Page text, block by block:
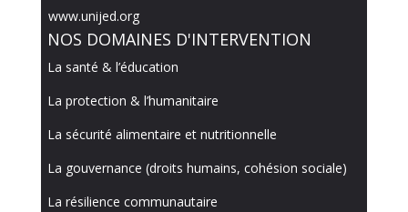
www.unijed.org
NOS DOMAINES D'INTERVENTION
La santé & l’éducation
La protection & l’humanitaire
La sécurité alimentaire et nutritionnelle
La gouvernance (droits humains, cohésion sociale)
La résilience communautaire